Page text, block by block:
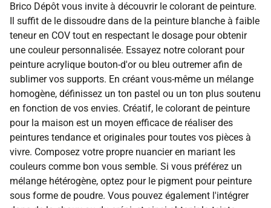
Brico Dépôt vous invite à découvrir le colorant de peinture.
Il suffit de le dissoudre dans de la peinture blanche à faible
teneur en COV tout en respectant le dosage pour obtenir
une couleur personnalisée. Essayez notre colorant pour
peinture acrylique bouton-d'or ou bleu outremer afin de
sublimer vos supports. En créant vous-même un mélange
homogène, définissez un ton pastel ou un ton plus soutenu
en fonction de vos envies. Créatif, le colorant de peinture
pour la maison est un moyen efficace de réaliser des
peintures tendance et originales pour toutes vos pièces à
vivre. Composez votre propre nuancier en mariant les
couleurs comme bon vous semble. Si vous préférez un
mélange hétérogène, optez pour le pigment pour peinture
sous forme de poudre. Vous pouvez également l'intégrer